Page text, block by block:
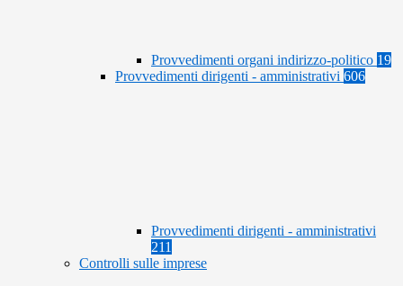
Provvedimenti organi indirizzo-politico 19
Provvedimenti dirigenti - amministrativi 606
Provvedimenti dirigenti - amministrativi
211
Controlli sulle imprese